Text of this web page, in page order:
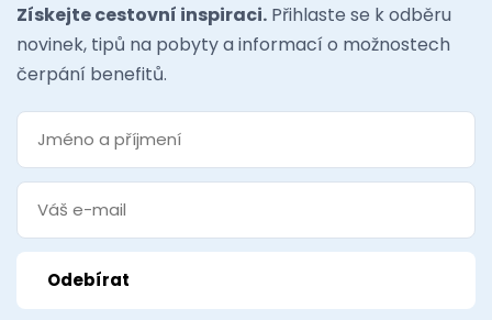
Získejte cestovní inspiraci. Přihlaste se k odběru
novinek, tipů na pobyty a informací o možnostech
čerpání benefitů.